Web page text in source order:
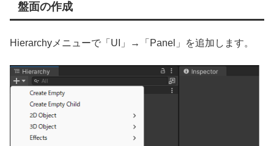
盤面の作成
Hierarchyメニューで「UI」→「Panel」を追加します。